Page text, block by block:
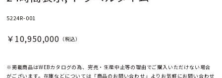
5224R-001
￥10,950,000 （税込）
※掲載商品はWEBカタログの為、完売・生産中止等の理由でご購入いただけない場合
がございます。在庫などについては「商品のお問い合わせ」よりお気軽にお問い合わせ